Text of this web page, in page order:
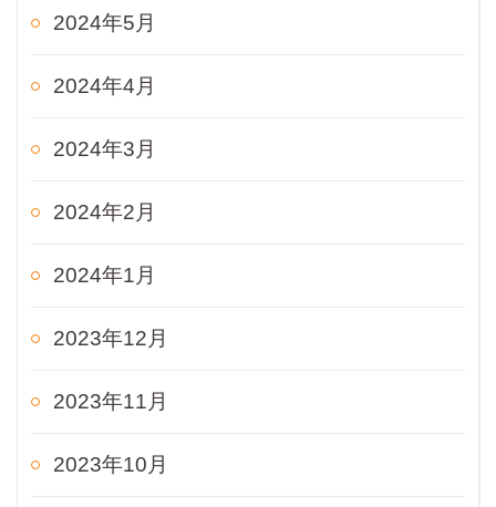
2024年5月
2024年4月
2024年3月
2024年2月
2024年1月
2023年12月
2023年11月
2023年10月